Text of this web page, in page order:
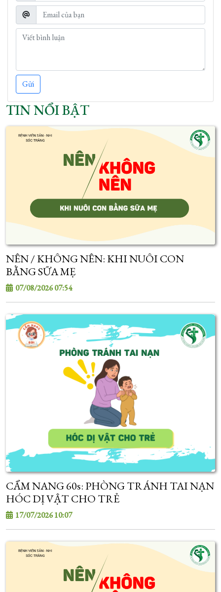
Gửi
TIN NỔI BẬT
NÊN / KHÔNG NÊN: KHI NUÔI CON
BẰNG SỮA MẸ
07/08/2026 07:54
CẨM NANG 60s: PHÒNG TRÁNH TAI NẠN
HÓC DỊ VẬT CHO TRẺ
17/07/2026 10:07